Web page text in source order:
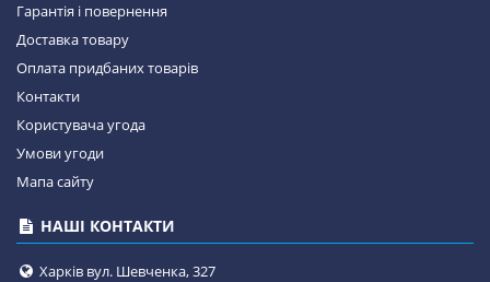
Гарантія і повернення
Доставка товару
Оплата придбаних товарів
Контакти
Користувача угода
Умови угоди
Мапа сайту
НАШІ КОНТАКТИ
Харків вул. Шевченка, 327